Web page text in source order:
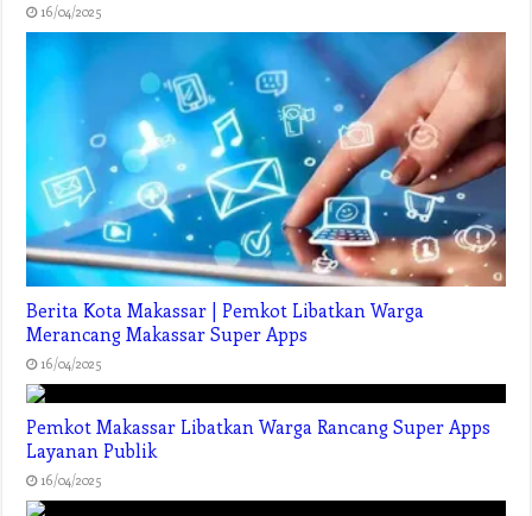
16/04/2025
Berita Kota Makassar | Pemkot Libatkan Warga
Merancang Makassar Super Apps
16/04/2025
Pemkot Makassar Libatkan Warga Rancang Super Apps
Layanan Publik
16/04/2025